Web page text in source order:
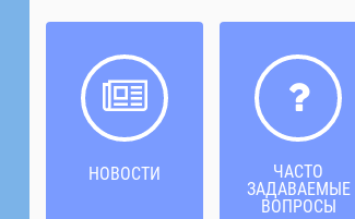
НОВОСТИ
ЧАСТО
ЗАДАВАЕМЫЕ
ВОПРОСЫ